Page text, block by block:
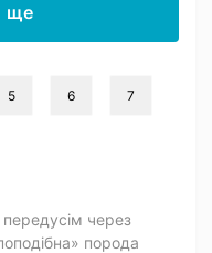
ще
5 6 7
через
порода